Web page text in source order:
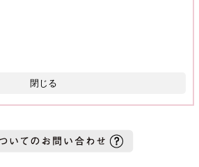
閉じる